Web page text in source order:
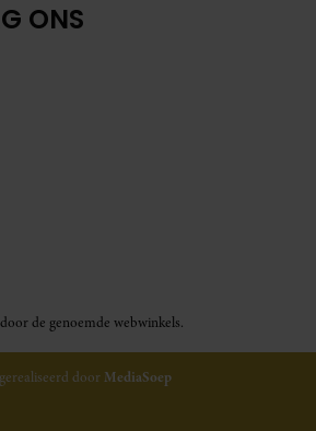
ONS
de genoemde webwinkels.
door MediaSoep